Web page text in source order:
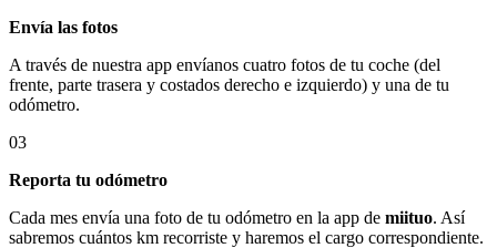
Envía las fotos
A través de nuestra app envíanos cuatro fotos de tu coche (del
frente, parte trasera y costados derecho e izquierdo) y una de tu
odómetro.
03
Reporta tu odómetro
Cada mes envía una foto de tu odómetro en la app de miituo. Así
sabremos cuántos km recorriste y haremos el cargo correspondiente.